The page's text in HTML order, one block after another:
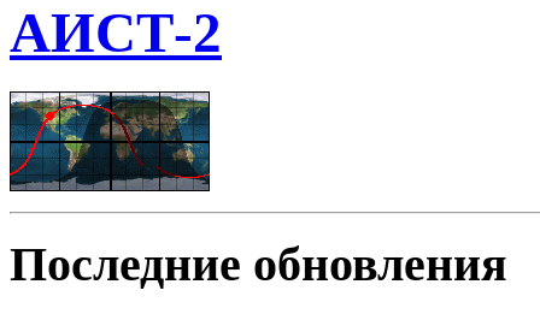
АИСТ-2
Последние обновления